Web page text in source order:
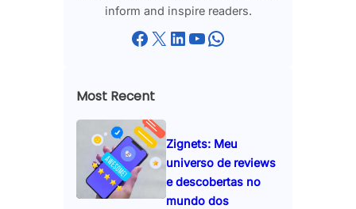
inform and inspire readers.
Facebook X LinkedIn YouTube WhatsApp
Most Recent
Zignets: Meu
universo de reviews
e descobertas no
mundo dos